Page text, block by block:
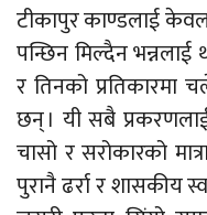
टीकापुर काण्डलाई
पन्छिन मिल्दैन
र तिनको प्रतिकारमा
छन् । यी सबै
चासो र सरोकारको
पुरानै ढर्रा र शासकीय